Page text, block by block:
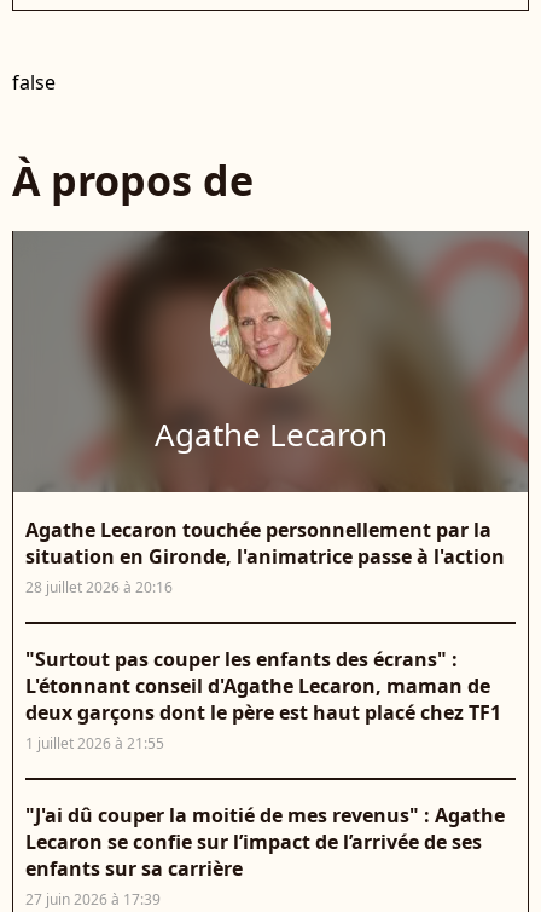
false
À propos de
Agathe Lecaron
Agathe Lecaron touchée personnellement par la
situation en Gironde, l'animatrice passe à l'action
28 juillet 2026 à 20:16
"Surtout pas couper les enfants des écrans" :
L'étonnant conseil d'Agathe Lecaron, maman de
deux garçons dont le père est haut placé chez TF1
1 juillet 2026 à 21:55
"J'ai dû couper la moitié de mes revenus" : Agathe
Lecaron se confie sur l’impact de l’arrivée de ses
enfants sur sa carrière
27 juin 2026 à 17:39